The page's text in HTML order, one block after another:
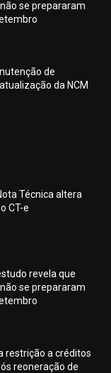
se prepararam
de
da NCM
Técnica altera
CT-e
revela que
se prepararam
restrição a créditos
reoneração de